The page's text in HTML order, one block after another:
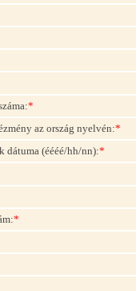
*
az ország nyelvén:*
(éééé/hh/nn):*
*